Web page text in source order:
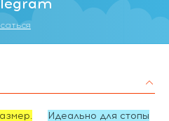
Идеально для стопы